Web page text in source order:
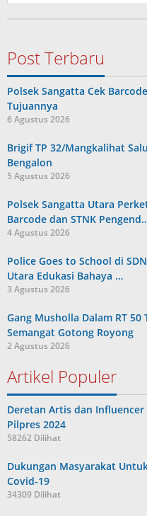
Post Terbaru
Polsek Sangatta Cek
Tujuannya
6 Agustus 2026
Brigif TP 32/Mangkalihat
Bengalon
5 Agustus 2026
Polsek Sangatta Utara
Barcode dan STNK
4 Agustus 2026
Police Goes to School di
Utara Edukasi Bahaya …
3 Agustus 2026
Gang Musholla Dalam RT
Semangat Gotong Royong
2 Agustus 2026
Artikel Populer
Deretan Artis dan
Pilpres 2024
58262 Dilihat
Dukungan Masyarakat
Covid-19
34309 Dilihat